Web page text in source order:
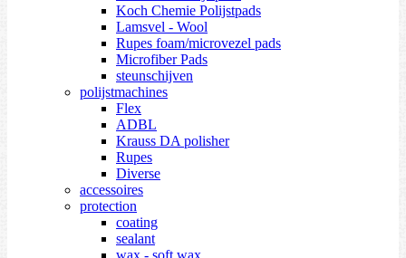
Koch Chemie Polijstpads
Lamsvel - Wool
Rupes foam/microvezel pads
Microfiber Pads
steunschijven
polijstmachines
Flex
ADBL
Krauss DA polisher
Rupes
Diverse
accessoires
protection
coating
sealant
wax - soft wax